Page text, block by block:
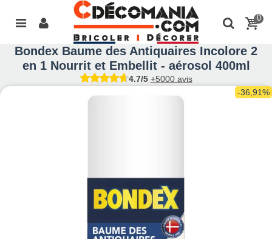
0
Bondex Baume des Antiquaires Incolore 2
en 1 Nourrit et Embellit - aérosol 400ml
4.7/5 +5000 avis
-36,91%